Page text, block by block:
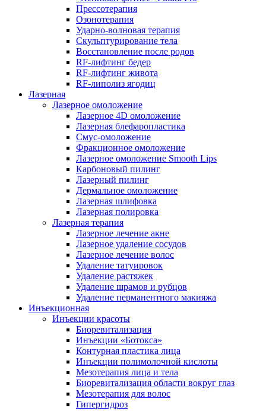
Прессотерапия
Озонотерапия
Ударно-волновая терапия
Скульптурирование тела
Восстановление после родов
RF-лифтинг бедер
RF-лифтинг живота
RF-липолиз ягодиц
Лазерная
Лазерное омоложение
Лазерное 4D омоложение
Лазерная блефаропластика
Смус-омоложение
Фракционное омоложение
Лазерное омоложение Smooth Lips
Карбоновый пилинг
Лазерный пилинг
Дермальное омоложение
Лазерная шлифовка
Лазерная полировка
Лазерная терапия
Лазерное лечение акне
Лазерное удаление сосудов
Лазерное лечение волос
Удаление татуировок
Удаление растяжек
Удаление шрамов и рубцов
Удаление перманентного макияжа
Инъекционная
Инъекции красоты
Биоревитализация
Инъекции «Ботокса»
Контурная пластика лица
Инъекции полимолочной кислоты
Мезотерапия лица и тела
Биоревитализация области вокруг глаз
Мезотерапия для волос
Гипергидроз